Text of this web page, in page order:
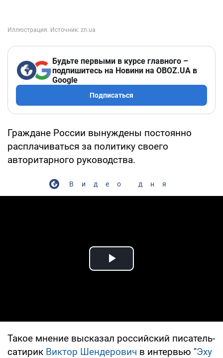
Будьте первыми в курсе главного –
подпишитесь на Новини на OBOZ.UA в
Google
Подписаться
Граждане России вынуждены постоянно
расплачиваться за политику своего
авторитарного руководства.
Видео дня
Play Video
Такое мнение высказал российский писатель-
сатирик Виктор Шендерович в интервью "Эху